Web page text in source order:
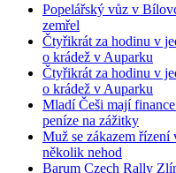
Popelářský vůz v
zemřel
Čtyřikrát za hodinu v
o krádež v Auparku
Čtyřikrát za hodinu v
o krádež v Auparku
Mladí Češi mají
peníze na zážitky
Muž se zákazem řízení
několik nehod
Barum Czech Rally